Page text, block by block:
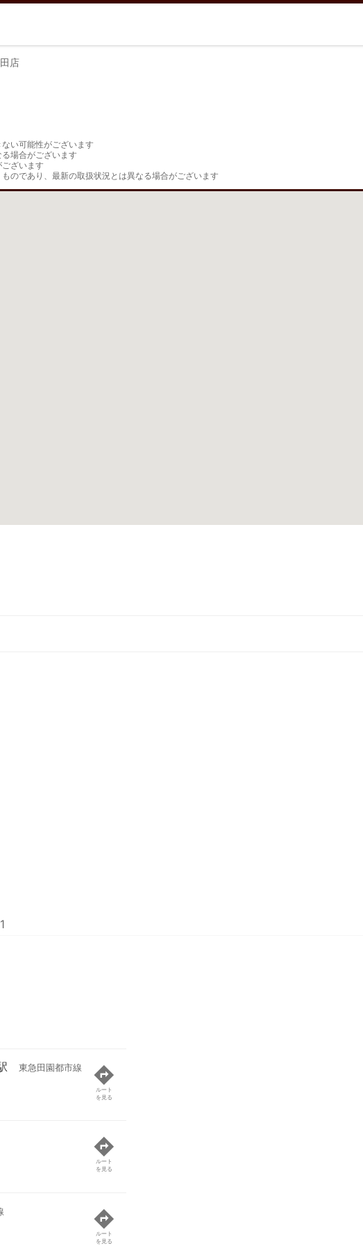
店
い可能性がございます
場合がございます
ざいます
のであり、最新の取扱状況とは異なる場合がございます
東急田園都市線
ルート
を見る
ルート
を見る
ルート
を見る